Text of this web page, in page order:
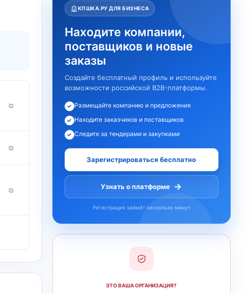
⧉
⧉
⧉
КПШКА.РУ ДЛЯ БИЗНЕСА
Находите компании,
поставщиков и новые
заказы
Создайте бесплатный профиль и используйте
возможности российской B2B-платформы.
✓ Размещайте компанию и предложения
✓ Находите заказчиков и поставщиков
✓ Следите за тендерами и закупками
Зарегистрироваться бесплатно
Узнать о платформе →
Регистрация займёт несколько минут
ЭТО ВАША ОРГАНИЗАЦИЯ?